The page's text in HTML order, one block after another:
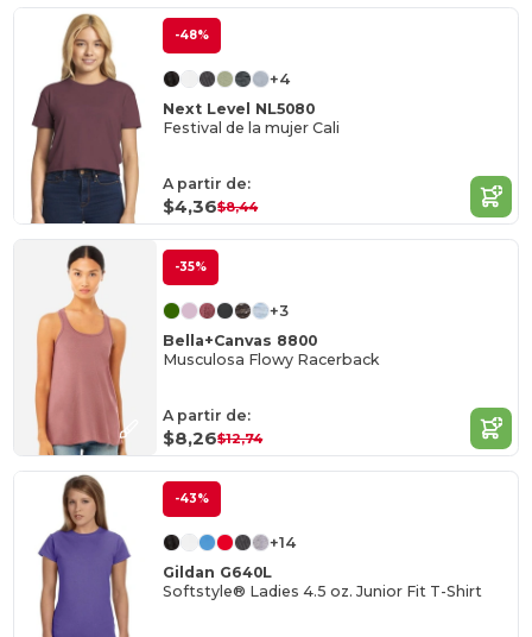
-48%
+4
Next Level NL5080
Festival de la mujer Cali
A partir de:
$4,36$8,44
-35%
+3
Bella+Canvas 8800
Musculosa Flowy Racerback
A partir de:
$8,26$12,74
-43%
+14
Gildan G640L
Softstyle® Ladies 4.5 oz. Junior Fit T-Shirt